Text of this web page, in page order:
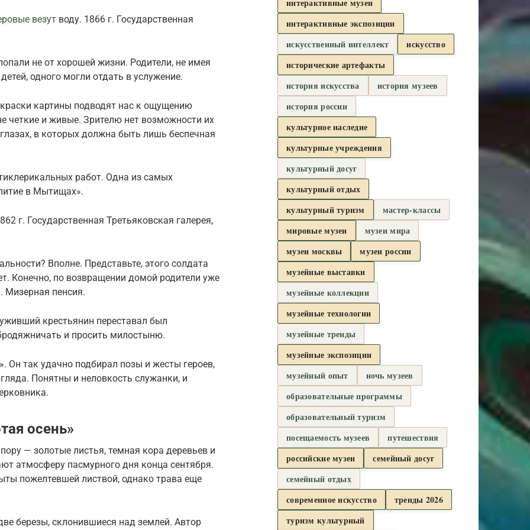
везут воду. 1866 г. Государственная
не от хорошей жизни. Родители, не имея
одного могли отдать в услужение.
картины подводят нас к ощущению
четкие и живые. Зрителю нет возможности их
в которых должна быть лишь беспечная
работ. Одна из самых
в Мытищах».
г. Государственная Третьяковская галерея,
Вполне. Представьте, этого солдата
Конечно, по возвращении домой родители уже
пенсия.
крестьянин переставал был
и просить милостыню.
Он так удачно подбирал позы и жесты героев,
Понятны и неловкость служанки, и
осень»
— золотые листья, темная кора деревьев и
атмосферу пасмурного дня конца сентября.
пожелтевшей листвой, однако трава еще
березы, склонившиеся над землей. Автор
интерактивные музеи
интерактивные экспозиции
искусственный интеллект
искусство
исторические артефакты
история искусства
история музеев
история россии
культурное наследие
культурные учреждения
культурный досуг
культурный отдых
культурный туризм
мастер-классы
мировые музеи
музеи мира
музеи москвы
музеи россии
музейные выставки
музейные коллекции
музейные технологии
музейные тренды
музейные экспозиции
музейный опыт
ночь музеев
образовательные программы
образовательный туризм
посещаемость музеев
путешествия
российские музеи
семейный досуг
семейный отдых
современное искусство
тренды 2026
туризм культурный